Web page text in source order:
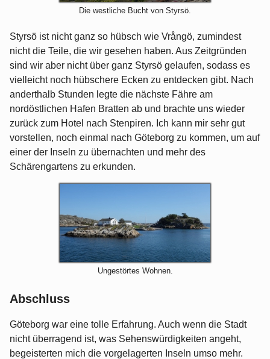
Die westliche Bucht von Styrsö.
Styrsö ist nicht ganz so hübsch wie Vrångö, zumindest
nicht die Teile, die wir gesehen haben. Aus Zeitgründen
sind wir aber nicht über ganz Styrsö gelaufen, sodass es
vielleicht noch hübschere Ecken zu entdecken gibt. Nach
anderthalb Stunden legte die nächste Fähre am
nordöstlichen Hafen Bratten ab und brachte uns wieder
zurück zum Hotel nach Stenpiren. Ich kann mir sehr gut
vorstellen, noch einmal nach Göteborg zu kommen, um auf
einer der Inseln zu übernachten und mehr des
Schärengartens zu erkunden.
Ungestörtes Wohnen.
Abschluss
Göteborg war eine tolle Erfahrung. Auch wenn die Stadt
nicht überragend ist, was Sehenswürdigkeiten angeht,
begeisterten mich die vorgelagerten Inseln umso mehr.